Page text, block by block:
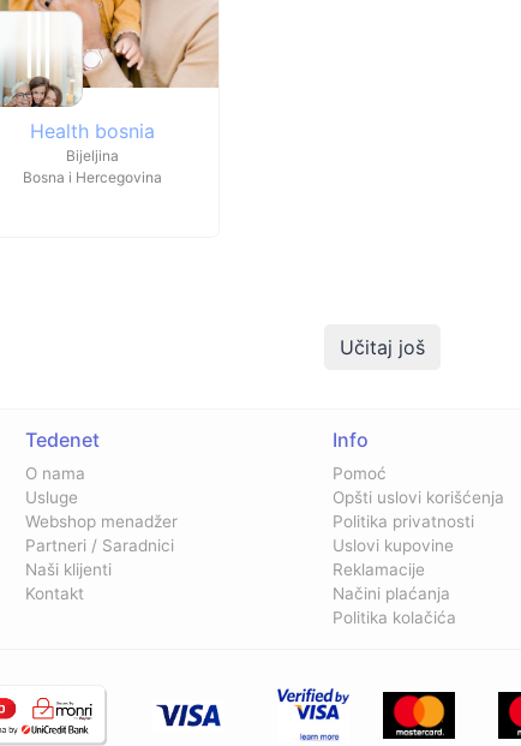
Health bosnia
Bijeljina
Bosna i Hercegovina
Učitaj još
Tedenet
O nama
Usluge
Webshop menadžer
Partneri / Saradnici
Naši klijenti
Kontakt
Info
Pomoć
Opšti uslovi korišćenja
Politika privatnosti
Uslovi kupovine
Reklamacije
Načini plaćanja
Politika kolačića